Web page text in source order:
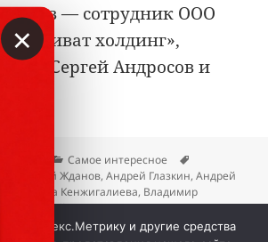
— сотрудник ООО
«Приват холдинг»,
Сергей Андросов и
Рубрики
Самое интересное
Анатолий Жданов,Андрей Глазкин,Андрей
Баира Кенжигалиева, Владимир
Сергей Егоров,Станислав Главатских,
Добавить комментарийк записи ПИК «Омега
Яндекс.Метрику и другие средства
×